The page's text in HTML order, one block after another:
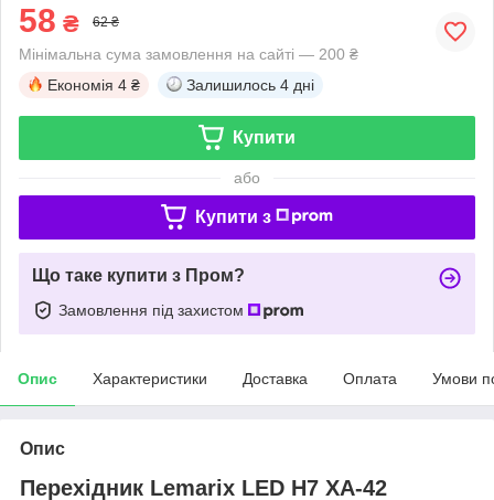
58 ₴ 62 ₴
Мінімальна сума замовлення на сайті — 200 ₴
Економія 4 ₴ Залишилось 4 дні
Купити
або
Купити з
Що таке купити з Пром?
Замовлення під захистом
Опис Характеристики Доставка Оплата Умови
Опис
Перехідник Lemarix LED H7 XA-42